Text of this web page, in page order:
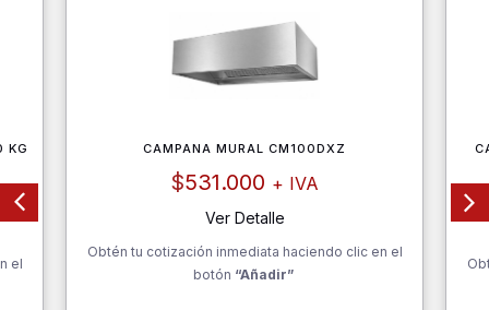
KG
el
CAMPANA MURAL CM100DXZ
$531.000 + IVA
Ver Detalle
Obtén tu cotización inmediata haciendo clic en el
botón “Añadir”